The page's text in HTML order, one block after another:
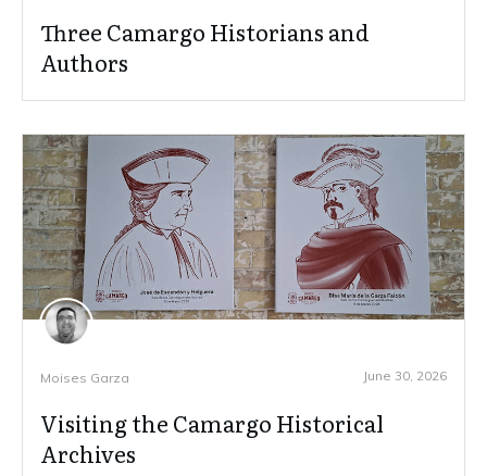
Three Camargo Historians and
Authors
Moises Garza June 30, 2026
Visiting the Camargo Historical
Archives